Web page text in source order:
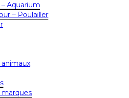
Aquarium
– Poulailler
animaux